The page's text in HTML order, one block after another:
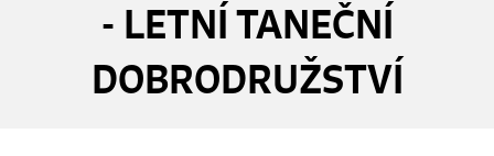
- LETNÍ TANEČNÍ
DOBRODRUŽSTVÍ